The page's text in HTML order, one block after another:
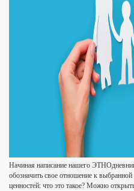
Начиная написание нашего
обозначить свое отношение к
ценностей: что это такое? Можно